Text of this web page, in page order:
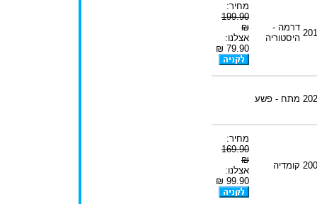
דרמה -
היסטוריה
מחיר:
199.90
₪
אצלנו:
79.90 ₪
מתח - פשע
קומדיה
מחיר:
169.90
₪
אצלנו:
99.90 ₪